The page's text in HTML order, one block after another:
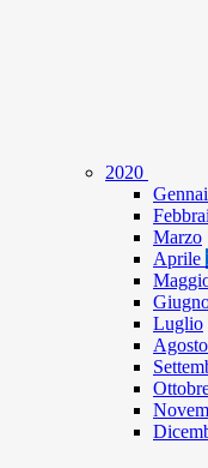
2020
Marzo
Aprile
Luglio
Agosto